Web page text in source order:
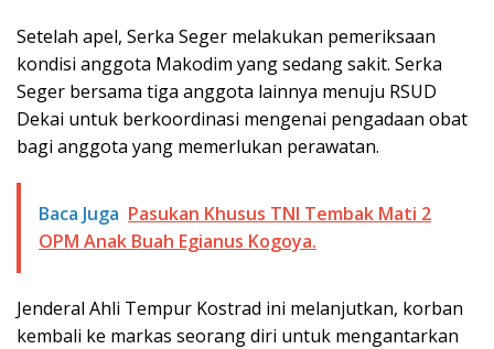
Setelah apel, Serka Seger melakukan pemeriksaan
kondisi anggota Makodim yang sedang sakit. Serka
Seger bersama tiga anggota lainnya menuju RSUD
Dekai untuk berkoordinasi mengenai pengadaan obat
bagi anggota yang memerlukan perawatan.
Baca Juga Pasukan Khusus TNI Tembak Mati 2
OPM Anak Buah Egianus Kogoya.
Jenderal Ahli Tempur Kostrad ini melanjutkan, korban
kembali ke markas seorang diri untuk mengantarkan